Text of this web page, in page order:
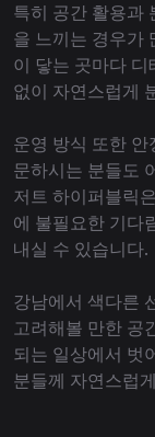
특히 공간 활용과
을 느끼는 경우가
이 닿는 곳마다
없이 자연스럽게
운영 방식 또한
문하시는 분들도
저트 하이퍼블릭
에 불필요한 기다
내실 수 있습니다.
강남에서 색다른
고려해볼 만한 공
되는 일상에서 벗
분들께 자연스럽